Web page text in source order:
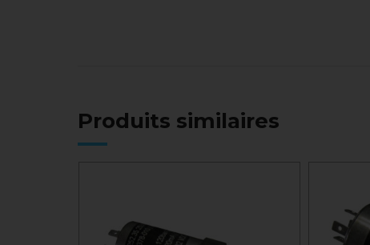
Produits similaires